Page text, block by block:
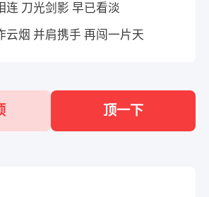
连 刀光剑影 早已看淡
云烟 并肩携手 再闯一片天
顶一下